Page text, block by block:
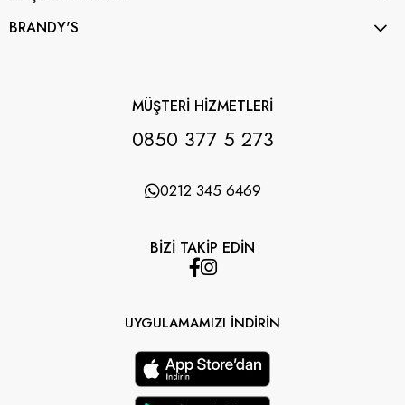
BRANDY'S
MÜŞTERİ HİZMETLERİ
0850 377 5 273
0212 345 6469
BİZİ TAKİP EDİN
UYGULAMAMIZI İNDİRİN